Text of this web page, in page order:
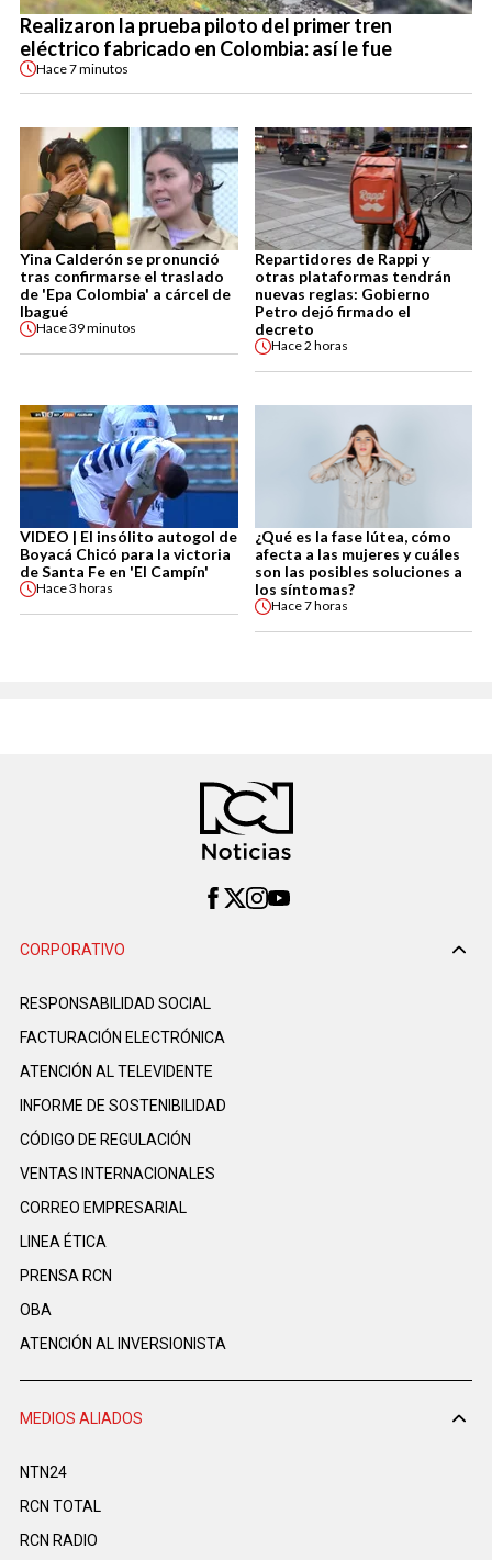
Realizaron la prueba piloto del primer tren
eléctrico fabricado en Colombia: así le fue
Hace7 minutos
Yina Calderón se pronunció
tras confirmarse el traslado
de 'Epa Colombia' a cárcel de
Ibagué
Hace39 minutos
Repartidores de Rappi y
otras plataformas tendrán
nuevas reglas: Gobierno
Petro dejó firmado el
decreto
Hace2 horas
VIDEO | El insólito autogol de
Boyacá Chicó para la victoria
de Santa Fe en 'El Campín'
Hace3 horas
¿Qué es la fase lútea, cómo
afecta a las mujeres y cuáles
son las posibles soluciones a
los síntomas?
Hace7 horas
CORPORATIVO
RESPONSABILIDAD SOCIAL
FACTURACIÓN ELECTRÓNICA
ATENCIÓN AL TELEVIDENTE
INFORME DE SOSTENIBILIDAD
CÓDIGO DE REGULACIÓN
VENTAS INTERNACIONALES
CORREO EMPRESARIAL
LINEA ÉTICA
PRENSA RCN
OBA
ATENCIÓN AL INVERSIONISTA
MEDIOS ALIADOS
NTN24
RCN TOTAL
RCN RADIO